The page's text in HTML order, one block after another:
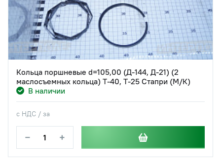
Кольца поршневые d=105,00 (Д-144, Д-21) (2
маслосъемных кольца) Т-40, Т-25 Стапри (М/К)
В наличии
с НДС / за
− +